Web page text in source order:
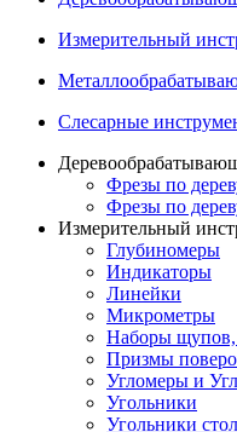
Измерительный
Слесарные
Фрезы по
Фрезы по
Измерительный
Глубиномеры
Индикаторы
Линейки
Микрометры
Наборы
Призмы
Угломеры и
Угольники
Угольники